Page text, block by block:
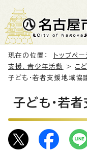
現在の位置： トップペー
支援、青少年活動
> こ
子ども・若者支援地域協
子ども・若